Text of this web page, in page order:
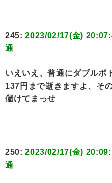
245:2023/02/17(金)
通
いえいえ、普通にダブルボ
137円まで逝きますよ、そ
儲けてまっせ
250:2023/02/17(金)
通